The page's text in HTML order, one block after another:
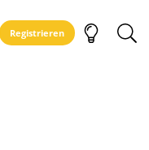
Registrieren